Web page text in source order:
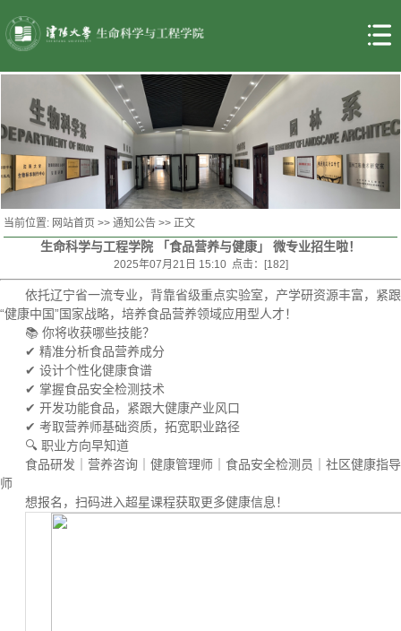
当前位置: 网站首页 >>通知公告 >> 正文
生命科学与工程学院 「食品营养与健康」 微专业招生啦！
2025年07月21日 15:10 点击：[182]
依托辽宁省一流专业，背靠省级重点实验室，产学研资源丰富，紧跟
“健康中国”国家战略，培养食品营养领域应用型人才！
📚 你将收获哪些技能？
✔ 精准分析食品营养成分
✔ 设计个性化健康食谱
✔ 掌握食品安全检测技术
✔ 开发功能食品，紧跟大健康产业风口
✔ 考取营养师基础资质，拓宽职业路径
🔍 职业方向早知道
食品研发｜营养咨询｜健康管理师｜食品安全检测员｜社区健康指导
师
想报名，扫码进入超星课程获取更多健康信息！